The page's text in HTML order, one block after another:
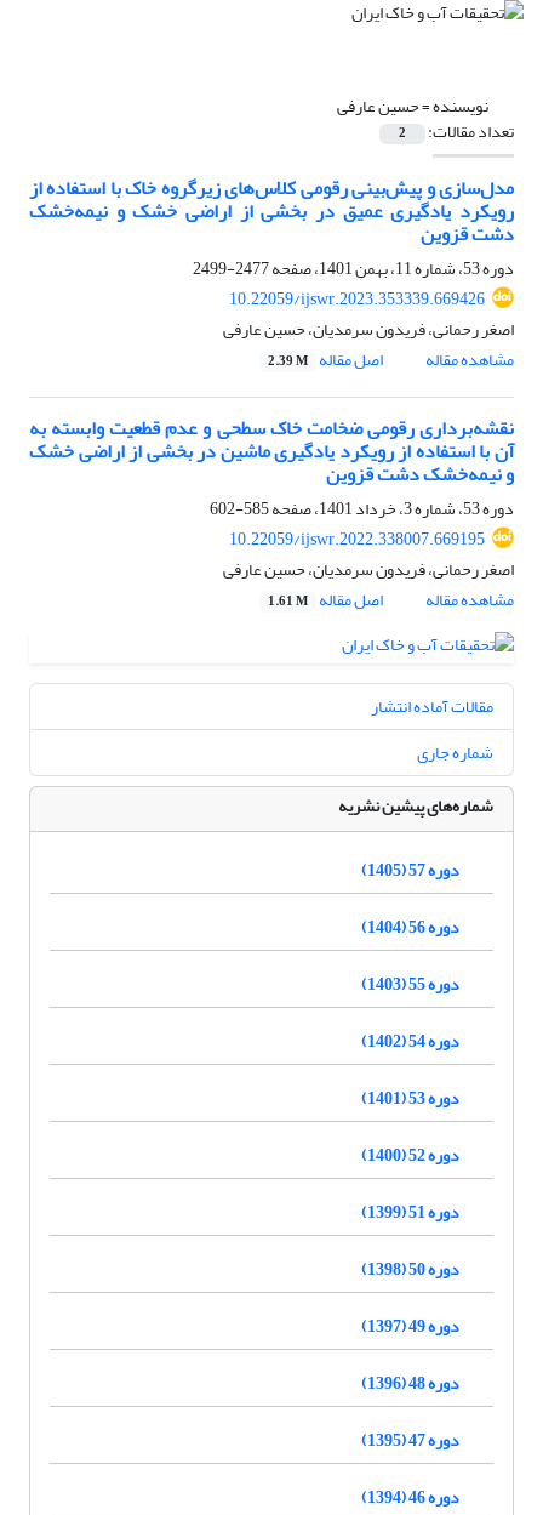
نویسنده =حسین عارفی
تعداد مقالات: 2
مدل‌سازی و پیش‌بینی رقومی کلاس‌های زیرگروه خاک با استفاده از
رویکرد یادگیری عمیق در بخشی از اراضی خشک و نیمه‌خشک
دشت قزوین
دوره 53، شماره 11، بهمن 1401، صفحه
2477-2499
10.22059/ijswr.2023.353339.669426
اصغر رحمانی، فریدون سرمدیان، حسین عارفی
مشاهده مقاله
اصل مقاله 2.39 M
نقشه‌برداری رقومی ضخامت خاک سطحی و عدم قطعیت وابسته به
آن با استفاده از رویکرد یادگیری ماشین در بخشی از اراضی خشک
و نیمه‌خشک دشت قزوین
دوره 53، شماره 3، خرداد 1401، صفحه
585-602
10.22059/ijswr.2022.338007.669195
اصغر رحمانی، فریدون سرمدیان، حسین عارفی
مشاهده مقاله
اصل مقاله 1.61 M
مقالات آماده انتشار
شماره جاری
شماره‌های پیشین نشریه
دوره 57 (1405)
دوره 56 (1404)
دوره 55 (1403)
دوره 54 (1402)
دوره 53 (1401)
دوره 52 (1400)
دوره 51 (1399)
دوره 50 (1398)
دوره 49 (1397)
دوره 48 (1396)
دوره 47 (1395)
دوره 46 (1394)